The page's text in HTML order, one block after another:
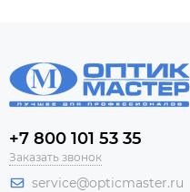
+7 800 101 53 35
Заказать звонок
service@opticmaster.ru